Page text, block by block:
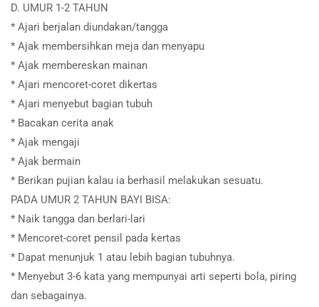
D. UMUR 1-2 TAHUN
* Ajari berjalan diundakan/tangga
* Ajak membersihkan meja dan menyapu
* Ajak membereskan mainan
* Ajari mencoret-coret dikertas
* Ajari menyebut bagian tubuh
* Bacakan cerita anak
* Ajak mengaji
* Ajak bermain
* Berikan pujian kalau ia berhasil melakukan sesuatu.
PADA UMUR 2 TAHUN BAYI BISA:
* Naik tangga dan berlari-lari
* Mencoret-coret pensil pada kertas
* Dapat menunjuk 1 atau lebih bagian tubuhnya.
* Menyebut 3-6 kata yang mempunyai arti seperti bola, piring
dan sebagainya.